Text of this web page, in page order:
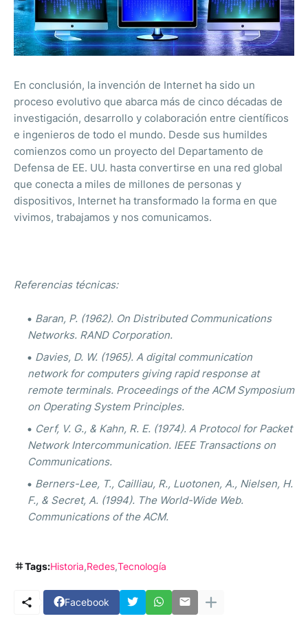
En conclusión, la invención de Internet ha sido un
proceso evolutivo que abarca más de cinco décadas de
investigación, desarrollo y colaboración entre científicos
e ingenieros de todo el mundo. Desde sus humildes
comienzos como un proyecto del Departamento de
Defensa de EE. UU. hasta convertirse en una red global
que conecta a miles de millones de personas y
dispositivos, Internet ha transformado la forma en que
vivimos, trabajamos y nos comunicamos.
Referencias técnicas:
Baran, P. (1962). On Distributed Communications
Networks. RAND Corporation.
Davies, D. W. (1965). A digital communication
network for computers giving rapid response at
remote terminals. Proceedings of the ACM Symposium
on Operating System Principles.
Cerf, V. G., & Kahn, R. E. (1974). A Protocol for Packet
Network Intercommunication. IEEE Transactions on
Communications.
Berners-Lee, T., Cailliau, R., Luotonen, A., Nielsen, H.
F., & Secret, A. (1994). The World-Wide Web.
Communications of the ACM.
Tags:Historia Redes Tecnología
Facebook